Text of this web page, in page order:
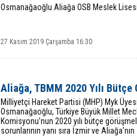
Osmanağaoğlu Aliağa OSB Meslek
27 Kasım 2019 Çarşamba 16:30
Aliağa, TBMM 2020 Yılı
Milliyetçi Hareket Partisi (MHP) Myk
Osmanağaoğlu, Türkiye Büyük Millet
Komisyonu’nun 2020 yılı bütçe
sorunlarının yanı sıra İzmir ve